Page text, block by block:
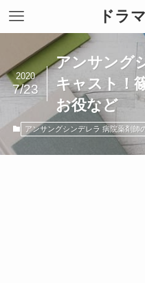
ドラ
アンサング
キャスト！
お役など
2020
7/23
アンサングシンデレラ 病院薬剤師